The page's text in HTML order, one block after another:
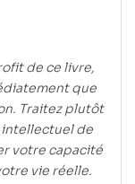
de ce livre,
que
Traitez plutôt
intellectuel de
votre capacité
vie réelle.